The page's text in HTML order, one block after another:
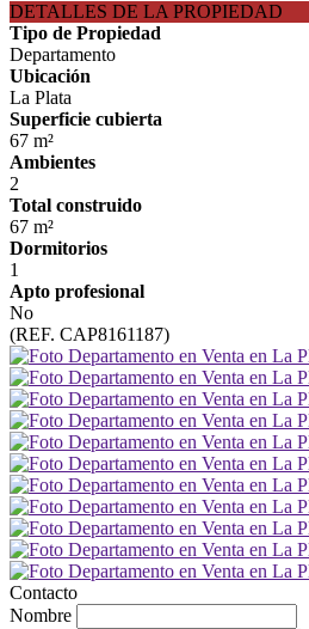
DETALLES DE LA PROPIEDAD
Tipo de Propiedad
Departamento
Ubicación
La Plata
Superficie cubierta
67 m²
Ambientes
2
Total construido
67 m²
Dormitorios
1
Apto profesional
No
(REF. CAP8161187)
Contacto
Nombre